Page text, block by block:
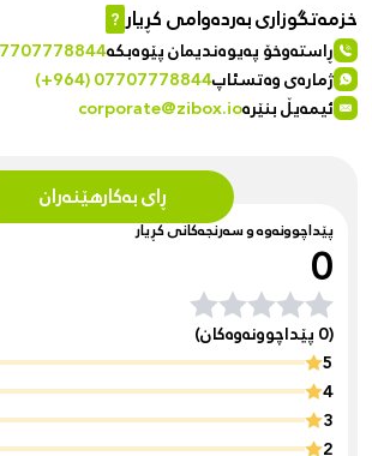
ڕای بەکارهێنەران
پێداچوونەوە و سەرنجەکانی کڕیار
0
(0 پێداچوونەوەکان)
5
4
3
2
خزمەتگوزاری بەردەوامی کڕیار?
ڕاستەوخۆ پەیوەندیمان پێوەبکە
ژمارەی وەتسئاپ(+964) 07707778844
ئیمەیڵ بنێرەcorporate@zibox.io